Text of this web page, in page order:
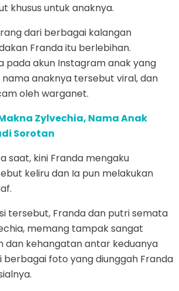
khusus untuk anaknya.
dari berbagai kalangan
Franda itu berlebihan.
pada akun Instagram anak yang
anaknya tersebut viral, dan
oleh warganet.
Zylvechia, Nama Anak
Sorotan
saat, kini Franda mengaku
keliru dan Ia pun melakukan
tersebut, Franda dan putri semata
memang tampak sangat
dan kehangatan antar keduanya
berbagai foto yang diunggah Franda